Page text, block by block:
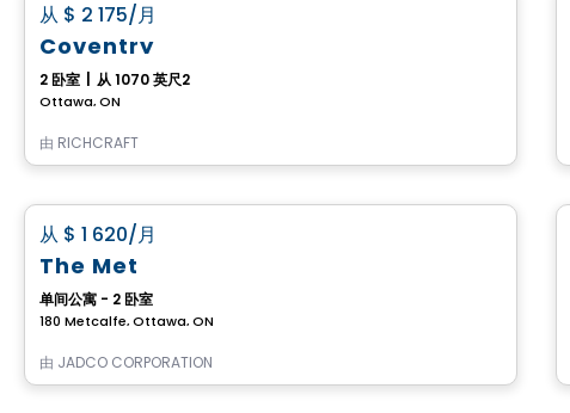
从 $ 2 175/月
Coventry
2 卧室 从 1070 英尺2
Ottawa, ON
由 RICHCRAFT
公寓
从 $ 1 620/月
The Met
单间公寓 - 2 卧室
180 Metcalfe, Ottawa, ON
由 JADCO CORPORATION
公寓